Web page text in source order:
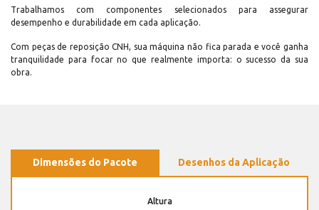
Trabalhamos com componentes selecionados para assegurar
desempenho e durabilidade em cada aplicação.
Com peças de reposição CNH, sua máquina não fica parada e você ganha
tranquilidade para focar no que realmente importa: o sucesso da sua
obra.
Dimensões do Pacote Desenhos da Aplicação
Altura